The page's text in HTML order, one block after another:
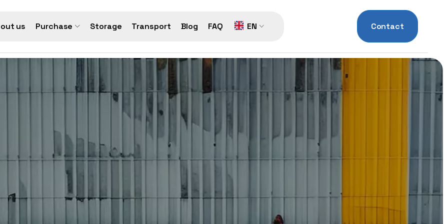
us Purchase Storage Transport Blog FAQ EN Contact